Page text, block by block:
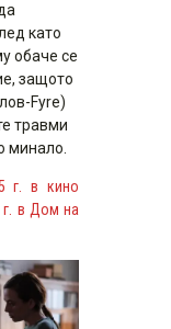
като
обаче се
защото
Fyre)
травми
минало.
г. в кино
г. в Дом на